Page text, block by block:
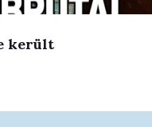
került